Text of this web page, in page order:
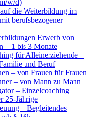
w/d)
die Weiterbildung im
berufsbezogener
Erwerb von
– 1 bis 3 Monate
für Alleinerziehende –
und Beruf
– von Frauen für Frauen
– von Mann zu Mann
– Einzelcoaching
25-Jährige
– Begleitendes